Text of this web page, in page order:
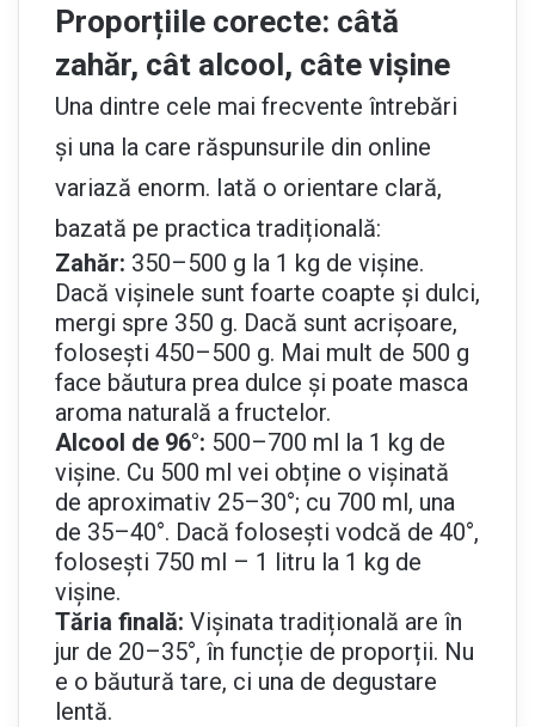
Proporțiile corecte: câtă
zahăr, cât alcool, câte vișine
Una dintre cele mai frecvente întrebări
și una la care răspunsurile din online
variază enorm. Iată o orientare clară,
bazată pe practica tradițională:
Zahăr: 350–500 g la 1 kg de vișine.
Dacă vișinele sunt foarte coapte și dulci,
mergi spre 350 g. Dacă sunt acrișoare,
folosești 450–500 g. Mai mult de 500 g
face băutura prea dulce și poate masca
aroma naturală a fructelor.
Alcool de 96°: 500–700 ml la 1 kg de
vișine. Cu 500 ml vei obține o vișinată
de aproximativ 25–30°; cu 700 ml, una
de 35–40°. Dacă folosești vodcă de 40°,
folosești 750 ml – 1 litru la 1 kg de
vișine.
Tăria finală: Vișinata tradițională are în
jur de 20–35°, în funcție de proporții. Nu
e o băutură tare, ci una de degustare
lentă.